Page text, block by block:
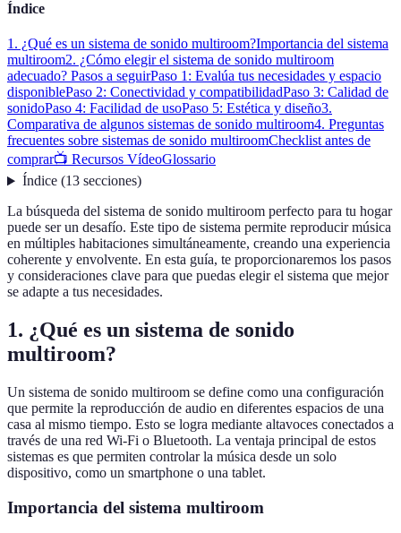
Índice
1. ¿Qué es un sistema de sonido multiroom?Importancia del sistema
multiroom2. ¿Cómo elegir el sistema de sonido multiroom
adecuado? Pasos a seguirPaso 1: Evalúa tus necesidades y espacio
disponiblePaso 2: Conectividad y compatibilidadPaso 3: Calidad de
sonidoPaso 4: Facilidad de usoPaso 5: Estética y diseño3.
Comparativa de algunos sistemas de sonido multiroom4. Preguntas
frecuentes sobre sistemas de sonido multiroomChecklist antes de
comprar📺 Recursos VídeoGlossario
Índice(13 secciones)
La búsqueda del sistema de sonido multiroom perfecto para tu hogar
puede ser un desafío. Este tipo de sistema permite reproducir música
en múltiples habitaciones simultáneamente, creando una experiencia
coherente y envolvente. En esta guía, te proporcionaremos los pasos
y consideraciones clave para que puedas elegir el sistema que mejor
se adapte a tus necesidades.
1. ¿Qué es un sistema de sonido
multiroom?
Un sistema de sonido multiroom se define como una configuración
que permite la reproducción de audio en diferentes espacios de una
casa al mismo tiempo. Esto se logra mediante altavoces conectados a
través de una red Wi-Fi o Bluetooth. La ventaja principal de estos
sistemas es que permiten controlar la música desde un solo
dispositivo, como un smartphone o una tablet.
Importancia del sistema multiroom